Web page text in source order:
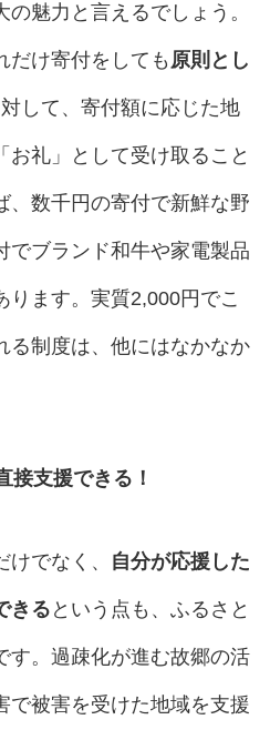
魅力と言えるでしょう。
だけ寄付をしても 原則とし
して、寄付額に応じた地
お礼」として受け取ること
、数千円の寄付で新鮮な野
でブランド和牛や家電製品
ります。実質2,000円でこ
る制度は、他にはなかなか
接支援できる！
でなく、 自分が応援した
きる という点も、ふるさと
す。過疎化が進む故郷の活
で被害を受けた地域を支援